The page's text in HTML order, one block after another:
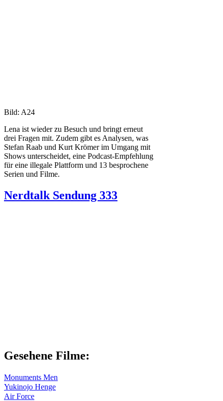
Bild: A24
Lena ist wieder zu Besuch und bringt erneut
drei Fragen mit. Zudem gibt es Analysen, was
Stefan Raab und Kurt Krömer im Umgang mit
Shows unterscheidet, eine Podcast-Empfehlung
für eine illegale Plattform und 13 besprochene
Serien und Filme.
Nerdtalk Sendung 333
Gesehene Filme:
Monuments Men
Yukinojo Henge
Air Force